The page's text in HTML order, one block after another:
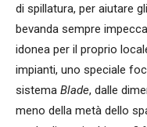
di spillatura, per aiutare
bevanda sempre
idonea per il proprio
impianti, uno speciale
sistema Blade, dalle
meno della metà dello